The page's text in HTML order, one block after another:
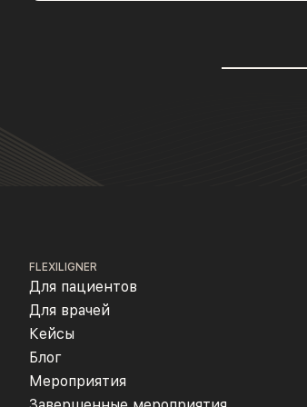
FLEXILIGNER
Для пациентов
Для врачей
Кейсы
Блог
Мероприятия